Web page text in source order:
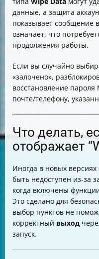
данные, а защита
показывает сообщение
означает, что
продолжения работы.
Если вы случайно
«залочено»,
восстановление пароля
почте/телефону,
Что делать,
отображает
Иногда в новых версиях
быть недоступен из‑за
когда включены
Это сделано для
выбор пунктов не
корректный выход
запуск.